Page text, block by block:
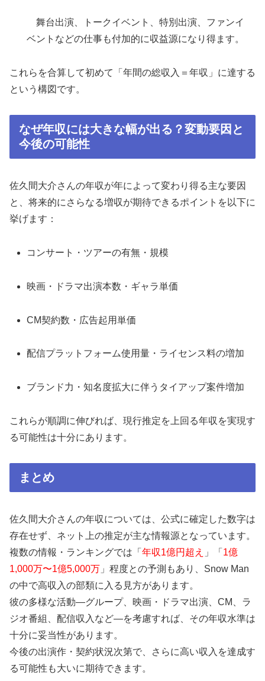
舞台出演、トークイベント、特別出演、ファンイ
ベントなどの仕事も付加的に収益源になり得ます。
これらを合算して初めて「年間の総収入＝年収」に達する
という構図です。
なぜ年収には大きな幅が出る？変動要因と
今後の可能性
佐久間大介さんの年収が年によって変わり得る主な要因
と、将来的にさらなる増収が期待できるポイントを以下に
挙げます：
コンサート・ツアーの有無・規模
映画・ドラマ出演本数・ギャラ単価
CM契約数・広告起用単価
配信プラットフォーム使用量・ライセンス料の増加
ブランド力・知名度拡大に伴うタイアップ案件増加
これらが順調に伸びれば、現行推定を上回る年収を実現す
る可能性は十分にあります。
まとめ
佐久間大介さんの年収については、公式に確定した数字は
存在せず、ネット上の推定が主な情報源となっています。
複数の情報・ランキングでは「 年収1億円超え 」「 1億
1,000万〜1億5,000万 」程度との予測もあり、Snow Man
の中で高収入の部類に入る見方があります。
彼の多様な活動—グループ、映画・ドラマ出演、CM、ラ
ジオ番組、配信収入など—を考慮すれば、その年収水準は
十分に妥当性があります。
今後の出演作・契約状況次第で、さらに高い収入を達成す
る可能性も大いに期待できます。